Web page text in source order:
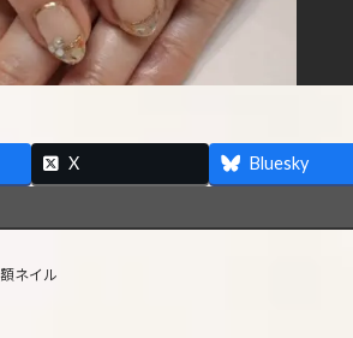
X Bluesky
ネイル